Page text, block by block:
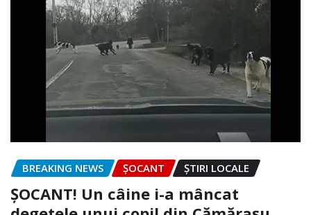
BREAKING NEWS ȘOCANT ȘTIRI LOCALE
ȘOCANT! Un câine i-a mâncat